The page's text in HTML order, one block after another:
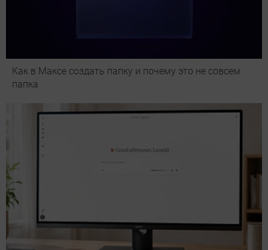
Как в Максе создать папку и почему это не совсем
папка